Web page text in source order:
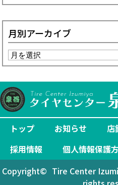
月別アーカイブ
トップ お知らせ 店
採用情報
個人情報保護
Copyright© Tire Center